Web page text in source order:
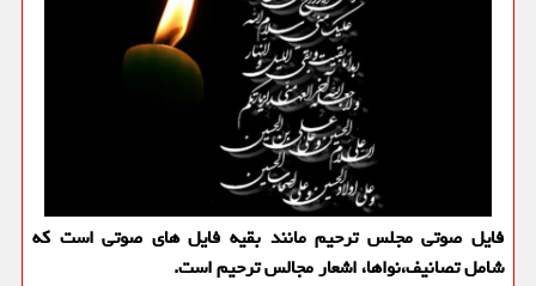
فایل صوتی مجلس ترحیم مانند بقیه فایل های صوتی است كه
شامل تصانیف،نواها، اشعار مجالس ترحیم است.